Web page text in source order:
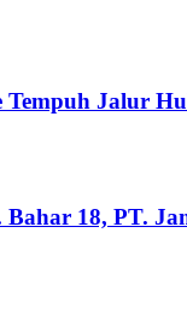
Tempuh Jalur
18, PT.